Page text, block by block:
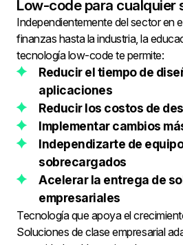
Low-code para cualquier
Independientemente del sector en
finanzas hasta la industria, la
tecnología low-code te permite:
Reducir el tiempo de
aplicaciones
Reducir los costos de
Implementar cambios
Independizarte de
sobrecargados
Acelerar la entrega de
empresariales
Tecnología que apoya el
Soluciones de clase empresarial